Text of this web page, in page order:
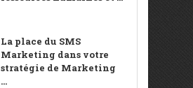
La place du SMS
Marketing dans votre
stratégie de Marketing
...